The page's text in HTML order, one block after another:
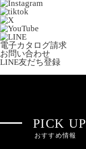
電子カタログ請求
お問い合わせ
LINE友だち登録
PICK UP
おすすめ情報